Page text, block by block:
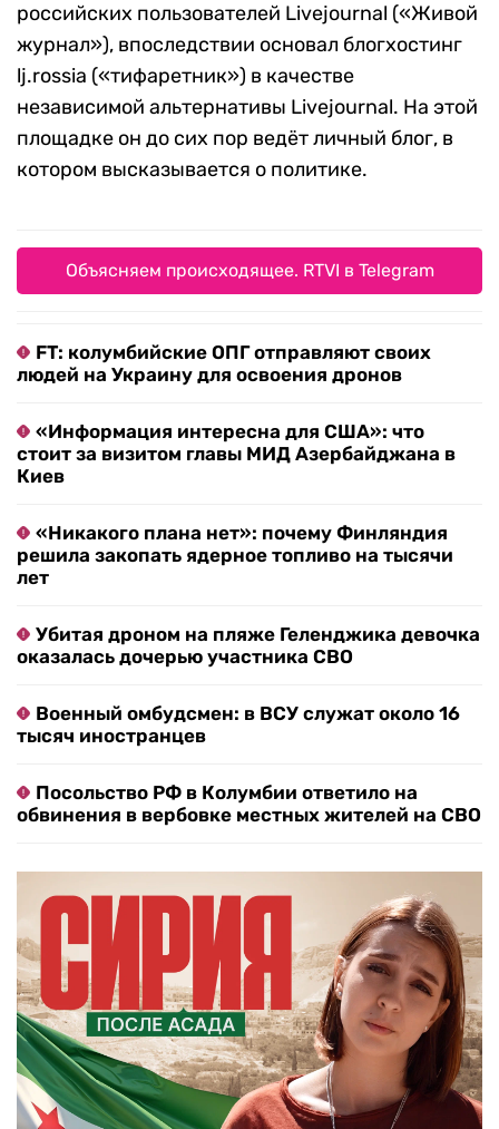
российских пользователей Livejournal («Живой
журнал»), впоследствии основал блогхостинг
lj.rossia («тифаретник») в качестве
независимой альтернативы Livejournal. На этой
площадке он до сих пор ведёт личный блог, в
котором высказывается о политике.
Объясняем происходящее. RTVI в Telegram
FT: колумбийские ОПГ отправляют своих
людей на Украину для освоения дронов
«Информация интересна для США»: что
стоит за визитом главы МИД Азербайджана в
Киев
«Никакого плана нет»: почему Финляндия
решила закопать ядерное топливо на тысячи
лет
Убитая дроном на пляже Геленджика девочка
оказалась дочерью участника СВО
Военный омбудсмен: в ВСУ служат около 16
тысяч иностранцев
Посольство РФ в Колумбии ответило на
обвинения в вербовке местных жителей на СВО